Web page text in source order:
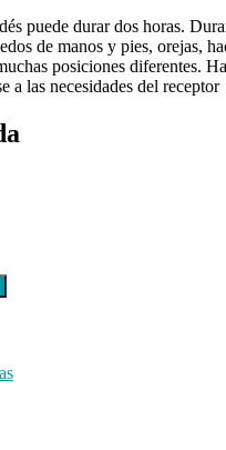
puede durar dos horas.
de manos y pies, orejas,
posiciones diferentes.
a las necesidades del receptor